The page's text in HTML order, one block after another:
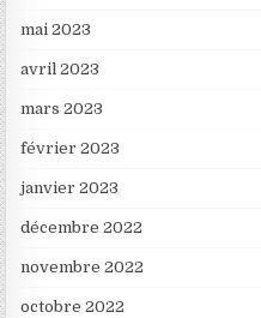
mai 2023
avril 2023
mars 2023
février 2023
janvier 2023
décembre 2022
novembre 2022
octobre 2022